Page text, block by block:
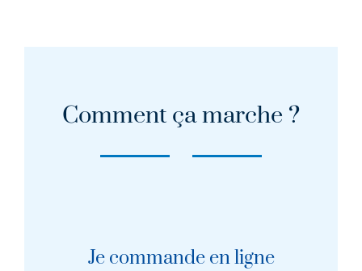
Comment ça marche ?
Je commande en ligne